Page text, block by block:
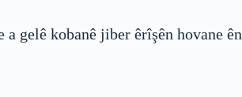
gelê kobanê jiber êrîşên hovane